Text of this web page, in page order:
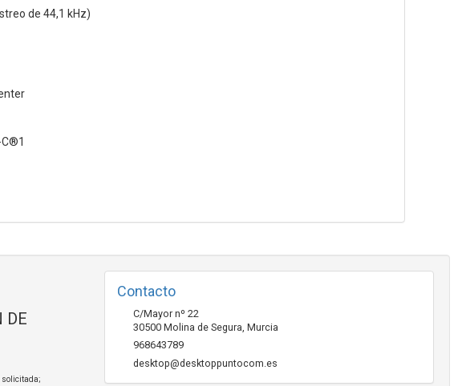
de 44,1 kHz)
C®1
DE
solicitada;
Contacto
C/Mayor nº 22
30500 Molina de Segura, Murcia
968643789
desktop@desktoppuntocom.es